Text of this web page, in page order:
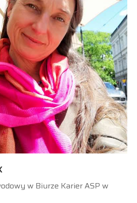
w Biurze Karier ASP w